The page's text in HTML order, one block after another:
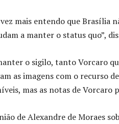
vez mais entendo que Brasília
a manter o status quo”,
o sigilo, tanto Vorcaro
as imagens com o recurso
mas as notas de Vorcaro
de Alexandre de Moraes